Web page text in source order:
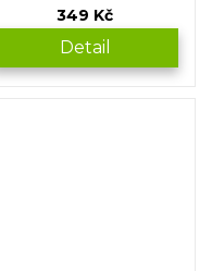
349 Kč
Detail